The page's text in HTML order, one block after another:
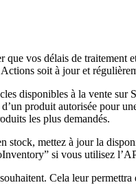
vos délais de traitement
soit à jour et
disponibles à la vente sur
produit autorisée pour
les plus demandés.
stock, mettez à jour la
si vous utilisez
Cela leur